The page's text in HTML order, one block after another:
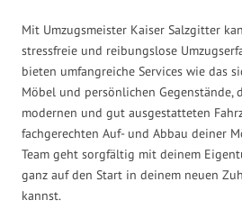
Mit Umzugsmeister Kaiser Salzgitter
stressfreie und reibungslose
bieten umfangreiche Services wie das
Möbel und persönlichen Gegenstände,
modernen und gut ausgestatteten
fachgerechten Auf- und Abbau deiner
Team geht sorgfältig mit deinem
ganz auf den Start in deinem neuen
kannst.